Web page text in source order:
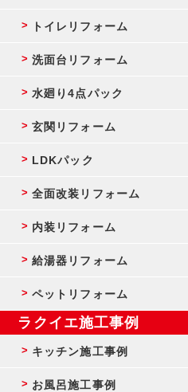
トイレリフォーム
洗面台リフォーム
水廻り4点パック
玄関リフォーム
LDKパック
全面改装リフォーム
内装リフォーム
給湯器リフォーム
ペットリフォーム
ラクイエ施工事例
キッチン施工事例
お風呂施工事例